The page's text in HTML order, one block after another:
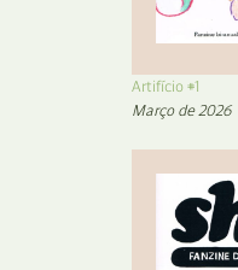
Artifício #1
Março de 2026